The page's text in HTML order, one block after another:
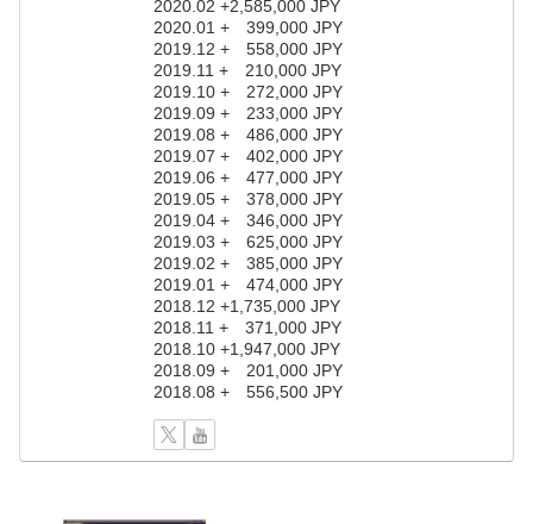
2020.02 +2,585,000 JPY
2020.01 + 399,000 JPY
2019.12 + 558,000 JPY
2019.11 + 210,000 JPY
2019.10 + 272,000 JPY
2019.09 + 233,000 JPY
2019.08 + 486,000 JPY
2019.07 + 402,000 JPY
2019.06 + 477,000 JPY
2019.05 + 378,000 JPY
2019.04 + 346,000 JPY
2019.03 + 625,000 JPY
2019.02 + 385,000 JPY
2019.01 + 474,000 JPY
2018.12 +1,735,000 JPY
2018.11 + 371,000 JPY
2018.10 +1,947,000 JPY
2018.09 + 201,000 JPY
2018.08 + 556,500 JPY